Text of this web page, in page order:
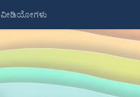
ವೀಡಿಯೋಗಳು